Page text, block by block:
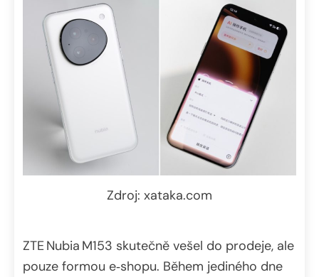
Zdroj: xataka.com
ZTE Nubia M153 skutečně vešel do prodeje, ale
pouze formou e‑shopu. Během jediného dne